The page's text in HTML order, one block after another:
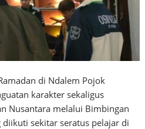
di Ndalem Pojok
karakter sekaligus
Nusantara melalui Bimbingan
diikuti sekitar seratus pelajar di